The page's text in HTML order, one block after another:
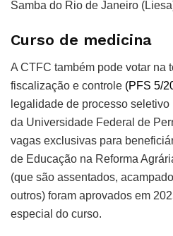
Samba do Rio de Janeiro
Curso de medicina
A CTFC também pode votar na
fiscalização e controle (PFS 5/
legalidade de processo seletivo
da Universidade Federal de
vagas exclusivas para
de Educação na Reforma
(que são assentados,
outros) foram aprovados em
especial do curso.